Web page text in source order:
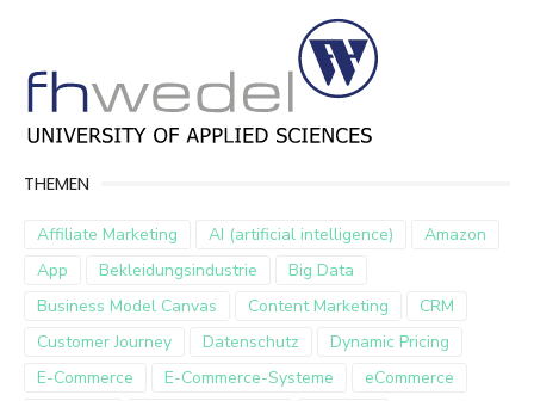
THEMEN
Affiliate Marketing AI (artificial intelligence)
Amazon
App
Bekleidungsindustrie
Big Data
Business Model Canvas
Content Marketing
CRM
Customer Journey
Datenschutz
Dynamic Pricing
E-Commerce
E-Commerce-Systeme eCommerce